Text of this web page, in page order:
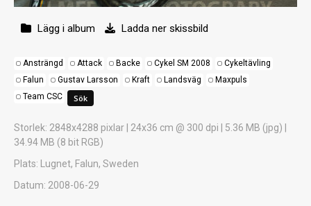
Lägg i album Ladda ner skissbild
Ansträngd Attack Backe Cykel SM 2008
Cykeltävling
Falun
Gustav Larsson Kraft Landsväg
Maxpuls
Team CSC
Storlek: 2848x4288 pixlar | 24x36 cm @ 300 dpi | 5.36 MB (jpg) |
34.94 MB (8 bit RGB)
Plats: Lugnet, Falun, Sweden
Datum: 2008-06-29